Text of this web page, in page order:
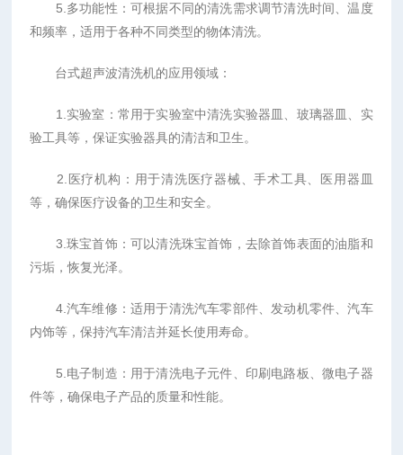
5.多功能性：可根据不同的清洗需求调节清洗时间、温度
和频率，适用于各种不同类型的物体清洗。
台式超声波清洗机的应用领域：
1.实验室：常用于实验室中清洗实验器皿、玻璃器皿、实
验工具等，保证实验器具的清洁和卫生。
2.医疗机构：用于清洗医疗器械、手术工具、医用器皿
等，确保医疗设备的卫生和安全。
3.珠宝首饰：可以清洗珠宝首饰，去除首饰表面的油脂和
污垢，恢复光泽。
4.汽车维修：适用于清洗汽车零部件、发动机零件、汽车
内饰等，保持汽车清洁并延长使用寿命。
5.电子制造：用于清洗电子元件、印刷电路板、微电子器
件等，确保电子产品的质量和性能。